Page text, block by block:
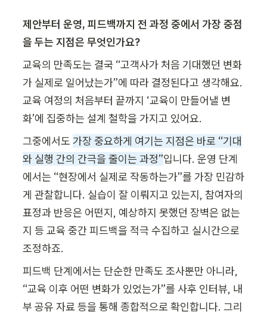
제안부터 운영, 피드백까지 전 과정 중에서 가장 중점
을 두는 지점은 무엇인가요?
교육의 만족도는 결국 “고객사가 처음 기대했던 변화
가 실제로 일어났는가”에 따라 결정된다고 생각해요.
교육 여정의 처음부터 끝까지 ‘교육이 만들어낼 변
화’에 집중하는 설계 철학을 가지고 있어요.
그중에서도 가장 중요하게 여기는 지점은 바로 “기대
와 실행 간의 간극을 줄이는 과정”입니다. 운영 단계
에서는 “현장에서 실제로 작동하는가”를 가장 민감하
게 관찰합니다. 실습이 잘 이뤄지고 있는지, 참여자의
표정과 반응은 어떤지, 예상하지 못했던 장벽은 없는
지 등 교육 중간 피드백을 적극 수집하고 실시간으로
조정하죠.
피드백 단계에서는 단순한 만족도 조사뿐만 아니라,
“교육 이후 어떤 변화가 있었는가”를 사후 인터뷰, 내
부 공유 자료 등을 통해 종합적으로 확인합니다. 그리